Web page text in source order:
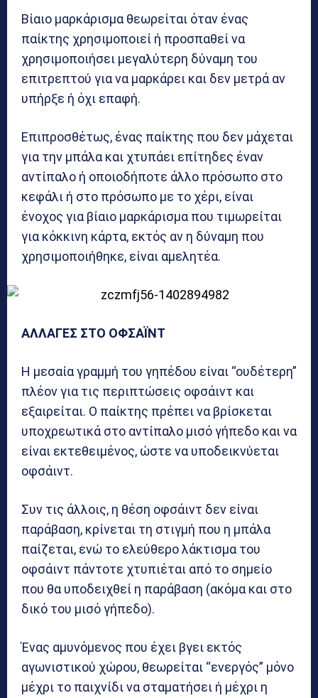
Βίαιο μαρκάρισμα θεωρείται όταν ένας
παίκτης χρησιμοποιεί ή προσπαθεί να
χρησιμοποιήσει μεγαλύτερη δύναμη του
επιτρεπτού για να μαρκάρει και δεν μετρά αν
υπήρξε ή όχι επαφή.
Επιπροσθέτως, ένας παίκτης που δεν μάχεται
για την μπάλα και χτυπάει επίτηδες έναν
αντίπαλο ή οποιοδήποτε άλλο πρόσωπο στο
κεφάλι ή στο πρόσωπο με το χέρι, είναι
ένοχος για βίαιο μαρκάρισμα που τιμωρείται
για κόκκινη κάρτα, εκτός αν η δύναμη που
χρησιμοποιήθηκε, είναι αμελητέα.
ΑΛΛΑΓΕΣ ΣΤΟ ΟΦΣΑΪΝΤ
Η μεσαία γραμμή του γηπέδου είναι “ουδέτερη”
πλέον για τις περιπτώσεις οφσάιντ και
εξαιρείται. Ο παίκτης πρέπει να βρίσκεται
υποχρεωτικά στο αντίπαλο μισό γήπεδο και να
είναι εκτεθειμένος, ώστε να υποδεικνύεται
οφσάιντ.
Συν τις άλλοις, η θέση οφσάιντ δεν είναι
παράβαση, κρίνεται τη στιγμή που η μπάλα
παίζεται, ενώ το ελεύθερο λάκτισμα του
οφσάιντ πάντοτε χτυπιέται από το σημείο
που θα υποδειχθεί η παράβαση (ακόμα και στο
δικό του μισό γήπεδο).
Ένας αμυνόμενος που έχει βγει εκτός
αγωνιστικού χώρου, θεωρείται “ενεργός” μόνο
μέχρι το παιχνίδι να σταματήσει ή μέχρι η